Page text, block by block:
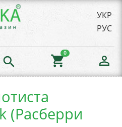
УКР
РУС
search shopping_cart
0
person_outline
(Расберри